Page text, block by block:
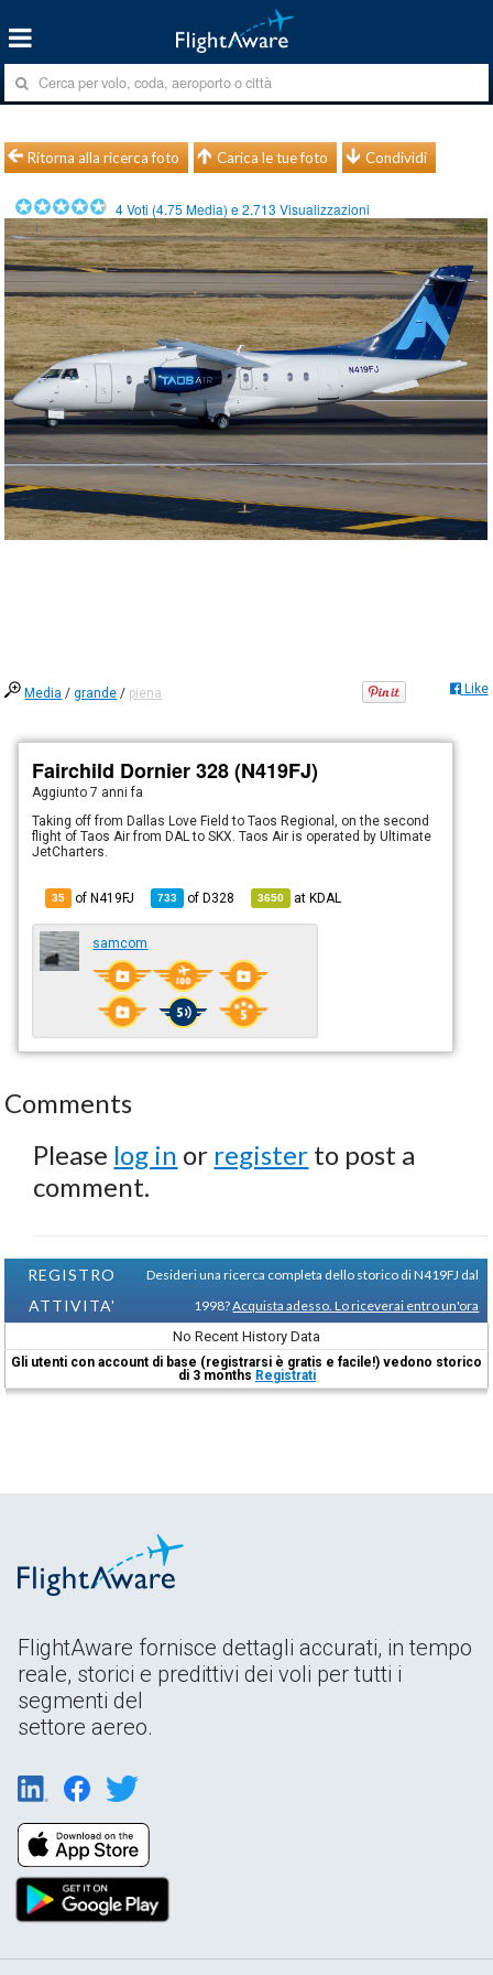
Ritorna alla ricerca foto Carica le tue foto Condividi
4Voti (4.75 Media) e2.713 Visualizzazioni
Media /grande / piena Like
Fairchild Dornier 328 (N419FJ)
Aggiunto7 anni fa
Taking off from Dallas Love Field to Taos Regional, on the second
flight of Taos Air from DAL to SKX. Taos Air is operated by Ultimate
JetCharters.
35 of N419FJ 733 ofD328 3650 atKDAL
samcom
Comments
Please log in or register to post a
comment.
REGISTRO
ATTIVITA'
Desideri una ricerca completa dello storico di N419FJ dal
1998?Acquista adesso. Lo riceverai entro un'ora
No Recent History Data
Gli utenti con account di base (registrarsi è gratis e facile!) vedono storico
di 3 months Registrati
FlightAware fornisce dettagli accurati, in tempo
reale, storici e predittivi dei voli per tutti i
segmenti del
settore aereo.